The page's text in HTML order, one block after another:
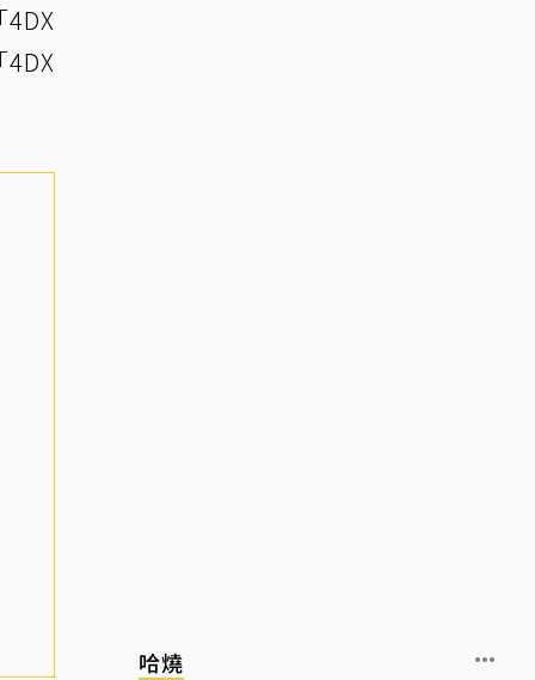
哈燒